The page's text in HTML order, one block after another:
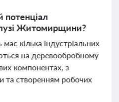
потенціал
Житомирщини?
кілька індустріальних
на деревообробному
компонентах, з
та створенням робочих